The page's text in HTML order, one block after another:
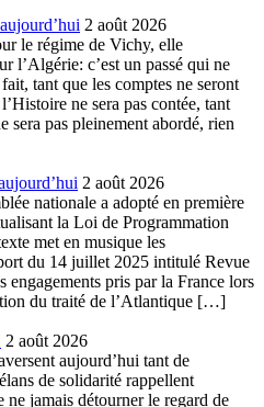
2 août 2026
le régime de Vichy, elle
l’Algérie: c’est un passé qui ne
tant que les comptes ne seront
ne sera pas contée, tant
sera pas pleinement abordé, rien
2 août 2026
nationale a adopté en première
la Loi de Programmation
met en musique les
du 14 juillet 2025 intitulé Revue
engagements pris par la France lors
du traité de l’Atlantique […]
2 août 2026
aujourd’hui tant de
de solidarité rappellent
ne jamais détourner le regard de